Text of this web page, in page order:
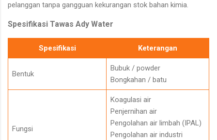
pelanggan tanpa gangguan kekurangan stok bahan kimia.
Spesifikasi Tawas Ady Water
Spesifikasi Keterangan
Bentuk
Bubuk / powder
Bongkahan / batu
Fungsi
Koagulasi air
Penjernihan air
Pengolahan air limbah (IPAL)
Pengolahan air industri